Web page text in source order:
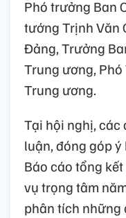
Phó trưởng Ban
tướng Trịnh Văn
Đảng, Trưởng
Trung ương,
Trung ương.
Tại hội nghị, các
luận, đóng góp
Báo cáo tổng
vụ trọng tâm
phân tích những